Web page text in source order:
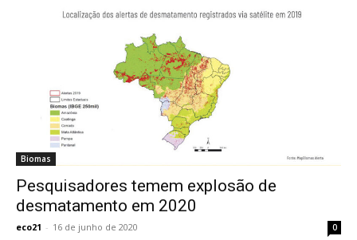
Biomas
Pesquisadores temem explosão de
desmatamento em 2020
eco21 - 16 de junho de 2020 0